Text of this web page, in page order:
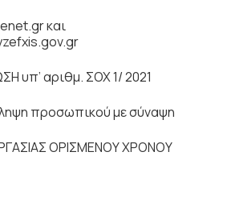
και
υπ’ αριθμ. ΣΟΧ 1/ 2021
προσωπικού με σύναψη
ΟΡΙΣΜΕΝΟΥ ΧΡΟΝΟΥ